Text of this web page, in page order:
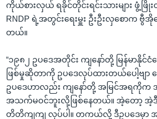
ကိုယ်စားလှယ် ရခိုင်တိုင်းရင်းသားများ ဖွံ့ဖြို
RNDP ရဲ့အတွင်းရေးမှူး ဦးဦးလှစောက ဗွီအို
တယ်။
“၁၉၈၂ ဥပဒေအတိုင်း ကျနော်တို့ မြန်မာနိုင်ငံပ
ဖြစ်မှုဆိုတာကို ဥပဒေလုပ်ထားတယ်ပေါ့ဗျာ
ဥပဒေဟာလည်း ကျနော်တို့ အမြင်အရကိုက
အသက်မဝင်ဘူးလို့ဖြစ်နေတယ်။ အဲ့တော့ အဲ့
တိတိကျကျ လုပ်ပါ။ တကယ်လို့ ဒီဥပဒေမှာ အ